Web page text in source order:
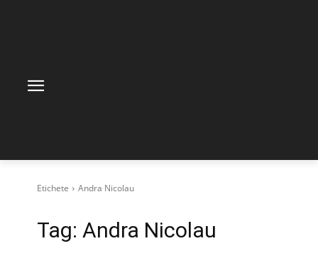
Etichete Andra Nicolau
Tag: Andra Nicolau